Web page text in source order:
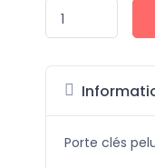
Porte clés